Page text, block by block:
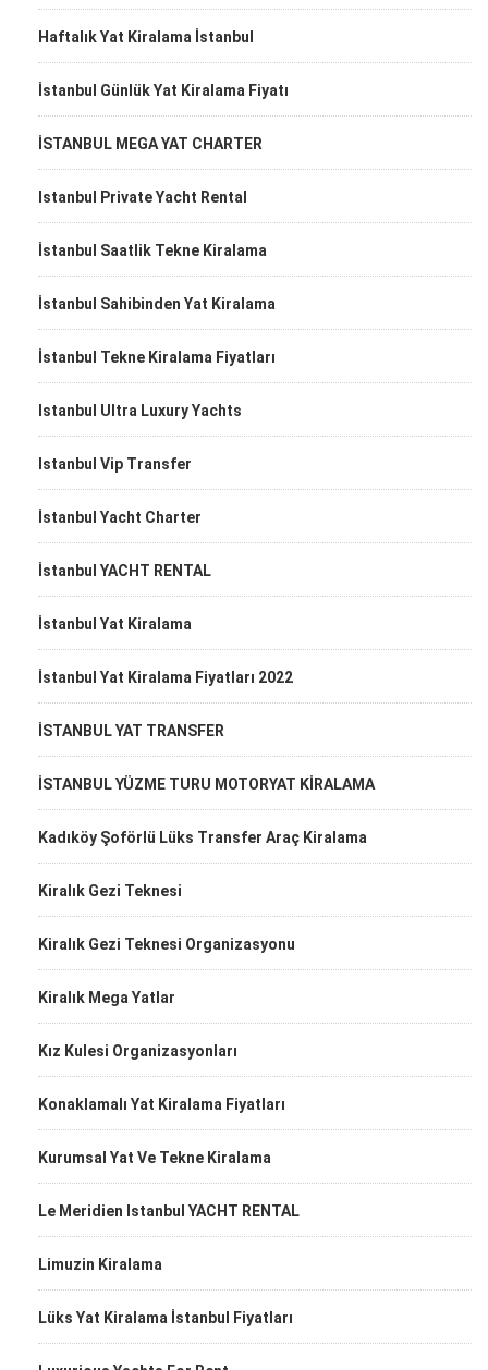
Haftalık Yat Kiralama İstanbul
İstanbul Günlük Yat Kiralama Fiyatı
İSTANBUL MEGA YAT CHARTER
Istanbul Private Yacht Rental
İstanbul Saatlik Tekne Kiralama
İstanbul Sahibinden Yat Kiralama
İstanbul Tekne Kiralama Fiyatları
Istanbul Ultra Luxury Yachts
Istanbul Vip Transfer
İstanbul Yacht Charter
İstanbul YACHT RENTAL
İstanbul Yat Kiralama
İstanbul Yat Kiralama Fiyatları 2022
İSTANBUL YAT TRANSFER
İSTANBUL YÜZME TURU MOTORYAT KİRALAMA
Kadıköy Şoförlü Lüks Transfer Araç Kiralama
Kiralık Gezi Teknesi
Kiralık Gezi Teknesi Organizasyonu
Kiralık Mega Yatlar
Kız Kulesi Organizasyonları
Konaklamalı Yat Kiralama Fiyatları
Kurumsal Yat Ve Tekne Kiralama
Le Meridien Istanbul YACHT RENTAL
Limuzin Kiralama
Lüks Yat Kiralama İstanbul Fiyatları